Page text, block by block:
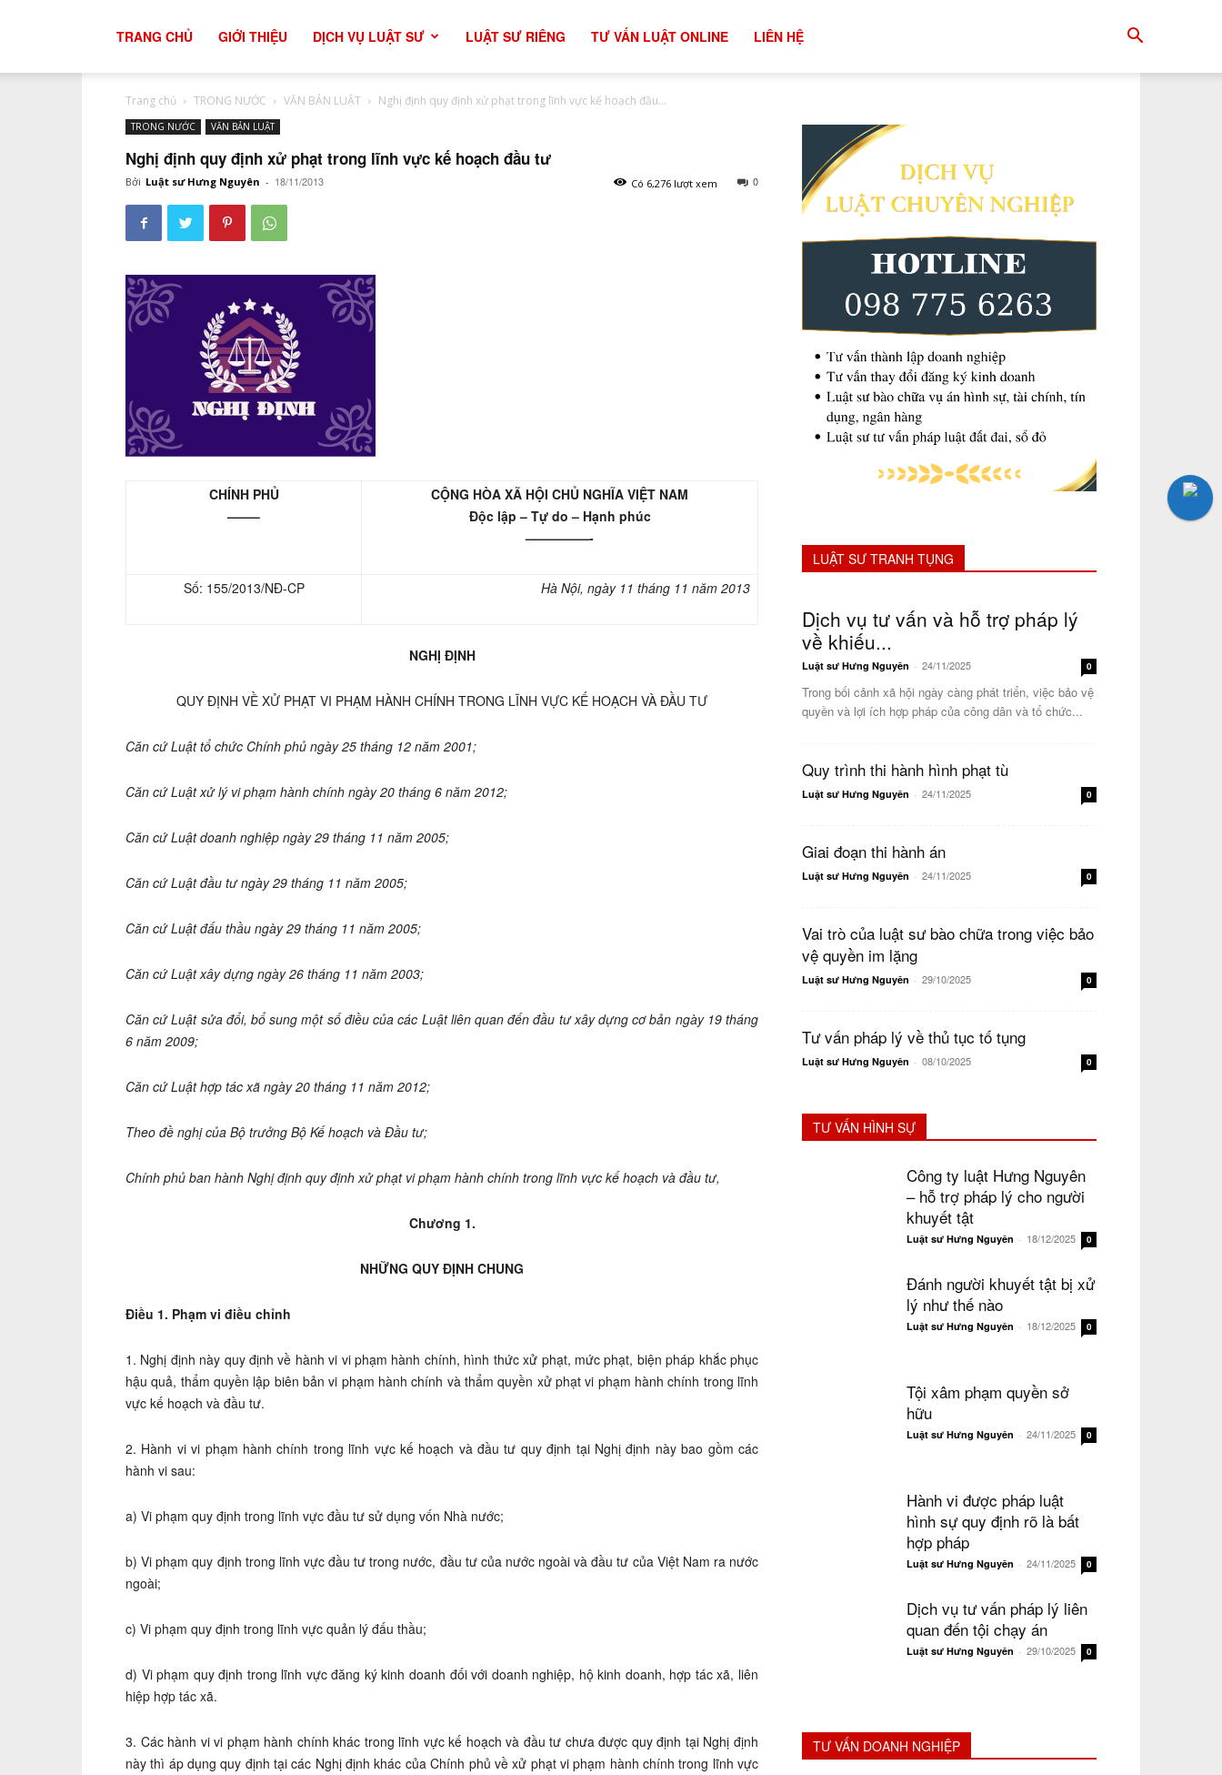
TRANG CHỦ GIỚI THIỆU DỊCH VỤ LUẬT SƯ LUẬT SƯ RIÊNG TƯ VẤN LUẬT ONLINE LIÊN HỆ
Trang chủ TRONG NƯỚC VĂN BẢN LUẬT Nghị định quy định xử phạt trong lĩnh vực kế hoạch đầu...
TRONG NƯỚC VĂN BẢN LUẬT
Nghị định quy định xử phạt trong lĩnh vực kế hoạch đầu tư
Bởi Luật sư Hưng Nguyên - 18/11/2013 0
Có 6,276 lượt xem
CHÍNH PHỦ
——–
CỘNG HÒA XÃ HỘI CHỦ NGHĨA VIỆT NAM
Độc lập – Tự do – Hạnh phúc
—————-
Số: 155/2013/NĐ-CP Hà Nội, ngày 11 tháng 11 năm 2013
NGHỊ ĐỊNH
QUY ĐỊNH VỀ XỬ PHẠT VI PHẠM HÀNH CHÍNH TRONG LĨNH VỰC KẾ HOẠCH VÀ ĐẦU TƯ
Căn cứ Luật tổ chức Chính phủ ngày 25 tháng 12 năm 2001;
Căn cứ Luật xử lý viphạm hành chính ngày 20 tháng 6 năm 2012;
Căn cứ Luật doanh nghiệp ngày 29 tháng 11 năm 2005;
Căn cứ Luật đầu tư ngày 29 tháng 11 năm 2005;
Căn cứ Luật đấu thầu ngày 29 tháng 11 năm 2005;
Căn cứ Luật xây dựng ngày 26 tháng 11 năm 2003;
Căn cứ Luật sửa đổi, bổ sung một sốđiều của các Luật liên quan đến đầu tưxây dựng cơ bản ngày 19 tháng
6 năm 2009;
Căn cứ Luật hợp tác xã ngày 20 tháng 11 năm 2012;
Theo đề nghị của Bộ trưởng Bộ Kếhoạch và Đầu tư;
Chính phủ ban hành Nghị định quy định xử phạt vi phạm hành chính trong lĩnh vực kế hoạch và đầu tư,
Chương 1.
NHỮNG QUY ĐỊNH CHUNG
Điều 1. Phạm vi điều chỉnh
1. Nghị định này quy định về hành vi vi phạm hành chính, hình thức xử phạt, mức phạt, biện pháp khắc phục
hậu quả, thẩm quyền lập biên bản vi phạm hành chính và thẩm quyền xử phạt vi phạm hành chính trong lĩnh
vực kế hoạch và đầu tư.
2. Hành vi vi phạm hành chính trong lĩnh vực kế hoạch và đầu tư quy định tại Nghị định này bao gồm các
hành vi sau:
a) Vi phạm quy định trong lĩnh vực đầu tư sử dụng vốn Nhà nước;
b) Vi phạm quy định trong lĩnh vực đầu tư trong nước, đầu tư của nước ngoài và đầu tư của Việt Nam ra nước
ngoài;
c) Vi phạm quy định trong lĩnh vực quản lý đấu thầu;
d) Vi phạm quy định trong lĩnh vực đăng ký kinh doanh đối với doanh nghiệp, hộ kinh doanh, hợp tác xã, liên
hiệp hợp tác xã.
3. Các hành vi vi phạm hành chính khác trong lĩnh vực kế hoạch và đầu tư chưa được quy định tại Nghị định
này thì áp dụng quy định tại các Nghị định khác của Chính phủ về xử phạt vi phạm hành chính trong lĩnh vực
LUẬT SƯ TRANH TỤNG
Dịch vụ tư vấn và hỗ trợ pháp lý
về khiếu...
Luật sư Hưng Nguyên - 24/11/2025 0
Trong bối cảnh xã hội ngày càng phát triển, việc bảo vệ
quyền và lợi ích hợp pháp của công dân và tổ chức...
Quy trình thi hành hình phạt tù
Luật sư Hưng Nguyên - 24/11/2025 0
Giai đoạn thi hành án
Luật sư Hưng Nguyên - 24/11/2025 0
Vai trò của luật sư bào chữa trong việc bảo
vệ quyền im lặng
Luật sư Hưng Nguyên - 29/10/2025 0
Tư vấn pháp lý về thủ tục tố tụng
Luật sư Hưng Nguyên - 08/10/2025 0
TƯ VẤN HÌNH SỰ
Công ty luật Hưng Nguyên
– hỗ trợ pháp lý cho người
khuyết tật
Luật sư Hưng Nguyên - 18/12/2025 0
Đánh người khuyết tật bị xử
lý như thế nào
Luật sư Hưng Nguyên - 18/12/2025 0
Tội xâm phạm quyền sở
hữu
Luật sư Hưng Nguyên - 24/11/2025 0
Hành vi được pháp luật
hình sự quy định rõ là bất
hợp pháp
Luật sư Hưng Nguyên - 24/11/2025 0
Dịch vụ tư vấn pháp lý liên
quan đến tội chạy án
Luật sư Hưng Nguyên - 29/10/2025 0
TƯ VẤN DOANH NGHIỆP